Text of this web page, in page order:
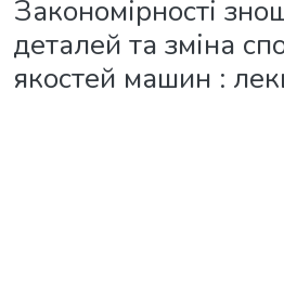
Закономірності
деталей та зміна
якостей машин :